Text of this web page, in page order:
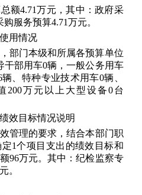
额4.71万元，其中：政府采
服务预算4.71万元。
用情况
部门本级和所属各预算单位
干部用车0辆，一般公务用车
、特种专业技术用车0辆、
200万元以上大型设备0台
效目标情况说明
管理的要求，结合本部门职
1个项目支出的绩效目标和
96万元。其中：纪检监察专
。